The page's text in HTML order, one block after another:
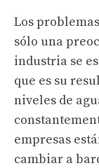
Los
sólo una
industria se
que es su
niveles de
empresas
cambiar a